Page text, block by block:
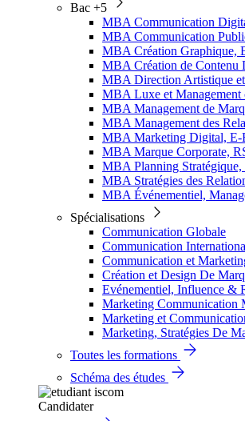
Bac +5
MBA Communication
MBA Communication
MBA Création Graphique,
MBA Création de Contenu
MBA Direction Artistique
MBA Luxe et Management
MBA Management de
MBA Management des
MBA Marketing Digital, E-
MBA Marque Corporate,
MBA Planning
MBA Stratégies des
MBA Événementiel,
Spécialisations
Communication Globale
Communication
Communication et
Création et Design De
Evénementiel, Influence &
Marketing Communication
Marketing et
Marketing, Stratégies De
Toutes les formations
Schéma des études
Candidater